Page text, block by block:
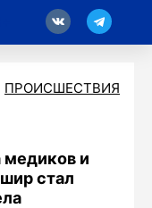
ПРОИСШЕСТВИЯ
медиков и
стал